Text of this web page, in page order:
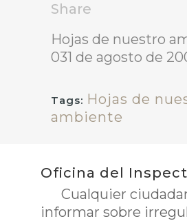
Share
Hojas de nuestro
031 de agosto de
Tags: Hojas de
ambiente
Oficina del
Cualquier
informar sobre